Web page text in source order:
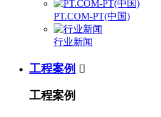
PT.COM-PT(中国)
行业新闻
工程案例 
工程案例